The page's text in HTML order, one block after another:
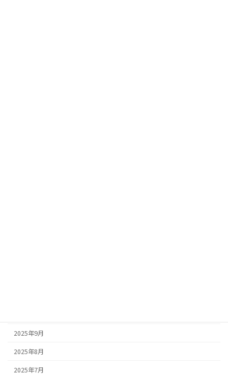
2025年9月
2025年8月
2025年7月